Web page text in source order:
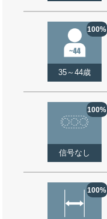
100%
35～44歳
100%
信号なし
100%